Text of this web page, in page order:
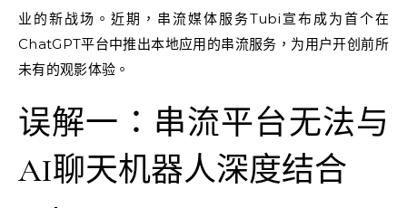
业的新战场。近期，串流媒体服务Tubi宣布成为首个在
ChatGPT平台中推出本地应用的串流服务，为用户开创前所
未有的观影体验。
误解一：串流平台无法与
AI聊天机器人深度结合